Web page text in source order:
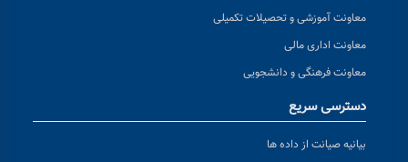
معاونت آموزشی و تحصیلات تکمیلی
معاونت اداری مالی
معاونت فرهنگی و دانشجویی
دسترسی سریع
بیانیه صیانت از داده ها